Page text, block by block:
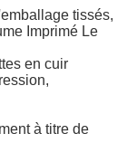
tissés,
Imprimé Le
en cuir
à titre de